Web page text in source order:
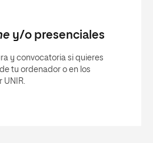
y/o presenciales
y convocatoria si quieres
tu ordenador o en los
UNIR.